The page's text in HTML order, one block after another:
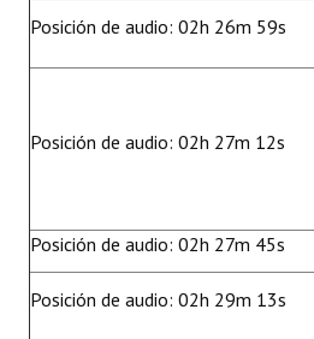
Posición de audio: 02h 26m 59s
Posición de audio: 02h 27m 12s
Posición de audio: 02h 27m 45s
Posición de audio: 02h 29m 13s